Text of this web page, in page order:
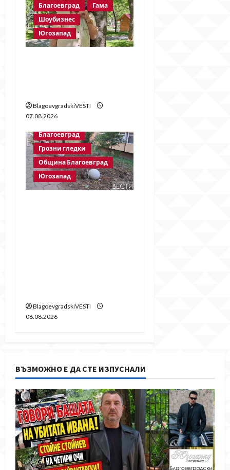
Благоевград
Гама
Шоубизнес
Югозапад
BlagoevgradskiVESTI
07.08.2026
Благоевград
Грозни гледки
Община Благоевград
Югозапад
BlagoevgradskiVESTI
06.08.2026
ВЪЗМОЖНО Е ДА СТЕ ИЗПУСНАЛИ